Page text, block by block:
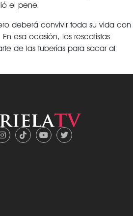
el pene.
deberá convivir toda su vida con
esa ocasión, los rescatistas
de las tuberías para sacar al